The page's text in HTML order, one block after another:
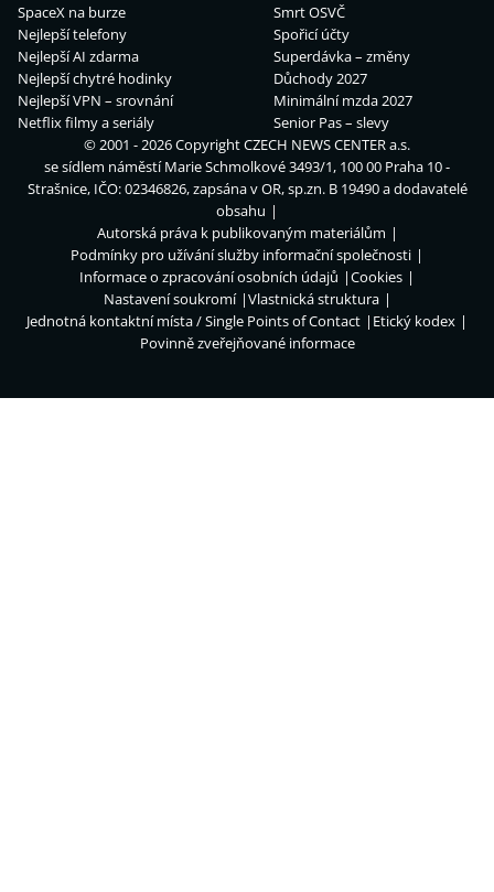
SpaceX na burze
Nejlepší telefony
Nejlepší AI zdarma
Nejlepší chytré hodinky
Nejlepší VPN – srovnání
Netflix filmy a seriály
Smrt OSVČ
Spořicí účty
Superdávka – změny
Důchody 2027
Minimální mzda 2027
Senior Pas – slevy
© 2001 - 2026 CopyrightCZECH NEWS CENTER a.s.
se sídlem náměstí Marie Schmolkové 3493/1, 100 00 Praha 10 -
Strašnice, IČO: 02346826, zapsána v OR, sp.zn. B 19490 a dodavatelé
obsahu
Autorská práva k publikovaným materiálům
Podmínky pro užívání služby informační společnosti
Informace o zpracování osobních údajů
Cookies
Nastavení soukromí
Vlastnická struktura
Jednotná kontaktní místa / Single Points of Contact
Etický kodex
Povinně zveřejňované informace